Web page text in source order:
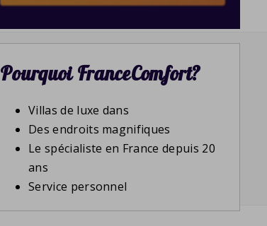
Pourquoi FranceComfort?
Villas de luxe dans
Des endroits magnifiques
Le spécialiste en France depuis 20
ans
Service personnel